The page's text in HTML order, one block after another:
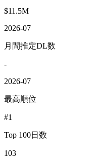
$11.5M
2026-07
月間推定DL数
-
2026-07
最高順位
#1
Top 100日数
103